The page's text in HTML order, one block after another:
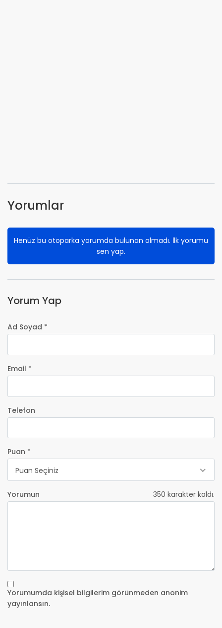
Yorumlar
Henüz bu otoparka yorumda bulunan olmadı. İlk yorumu
sen yap.
Yorum Yap
Ad Soyad *
Email *
Telefon
Puan *
Puan Seçiniz
Yorumun 350 karakter kaldı.
Yorumumda kişisel bilgilerim görünmeden anonim
yayınlansın.